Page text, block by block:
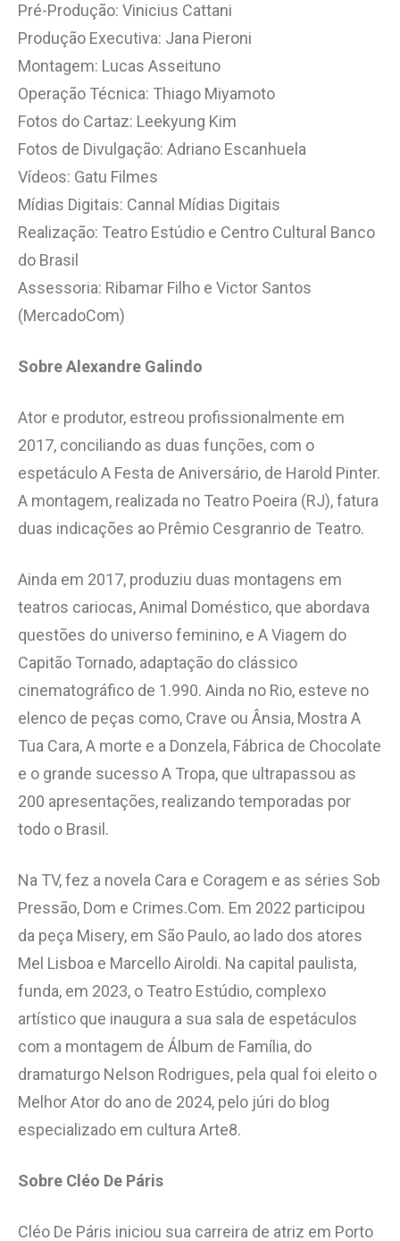
Pré-Produção: Vinicius Cattani
Produção Executiva: Jana Pieroni
Montagem: Lucas Asseituno
Operação Técnica: Thiago Miyamoto
Fotos do Cartaz: Leekyung Kim
Fotos de Divulgação: Adriano Escanhuela
Vídeos: Gatu Filmes
Mídias Digitais: Cannal Mídias Digitais
Realização: Teatro Estúdio e Centro Cultural Banco
do Brasil
Assessoria: Ribamar Filho e Victor Santos
(MercadoCom)
Sobre Alexandre Galindo
Ator e produtor, estreou profissionalmente em
2017, conciliando as duas funções, com o
espetáculo A Festa de Aniversário, de Harold Pinter.
A montagem, realizada no Teatro Poeira (RJ), fatura
duas indicações ao Prêmio Cesgranrio de Teatro.
Ainda em 2017, produziu duas montagens em
teatros cariocas, Animal Doméstico, que abordava
questões do universo feminino, e A Viagem do
Capitão Tornado, adaptação do clássico
cinematográfico de 1.990. Ainda no Rio, esteve no
elenco de peças como, Crave ou Ânsia, Mostra A
Tua Cara, A morte e a Donzela, Fábrica de Chocolate
e o grande sucesso A Tropa, que ultrapassou as
200 apresentações, realizando temporadas por
todo o Brasil.
Na TV, fez a novela Cara e Coragem e as séries Sob
Pressão, Dom e Crimes.Com. Em 2022 participou
da peça Misery, em São Paulo, ao lado dos atores
Mel Lisboa e Marcello Airoldi. Na capital paulista,
funda, em 2023, o Teatro Estúdio, complexo
artístico que inaugura a sua sala de espetáculos
com a montagem de Álbum de Família, do
dramaturgo Nelson Rodrigues, pela qual foi eleito o
Melhor Ator do ano de 2024, pelo júri do blog
especializado em cultura Arte8.
Sobre Cléo De Páris
Cléo De Páris iniciou sua carreira de atriz em Porto